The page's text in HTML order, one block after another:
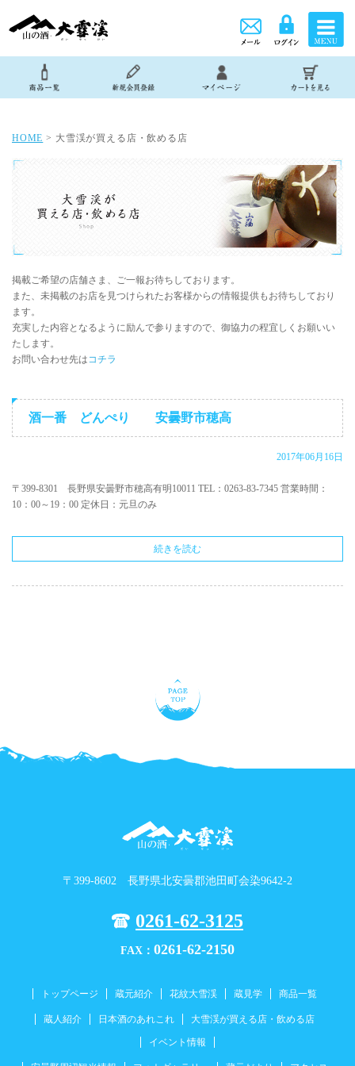
HOME > 大雪渓が買える店・飲める店
掲載ご希望の店舗さま、ご一報お待ちしております。
また、未掲載のお店を見つけられたお客様からの情報提供もお待ちしており
ます。
充実した内容となるように励んで参りますので、御協力の程宜しくお願いい
たします。
お問い合わせ先はコチラ
酒一番 どんぺり 安曇野市穂高
2017年06月16日
〒399-8301 長野県安曇野市穂高有明10011 TEL：0263-83-7345 営業時間：
10：00～19：00 定休日：元旦のみ
続きを読む
〒399-8602 長野県北安曇郡池田町会染9642-2
0261-62-3125
FAX： 0261-62-2150
トップページ 蔵元紹介 花紋大雪渓 蔵見学 商品一覧
蔵人紹介 日本酒のあれこれ 大雪渓が買える店・飲める店
イベント情報